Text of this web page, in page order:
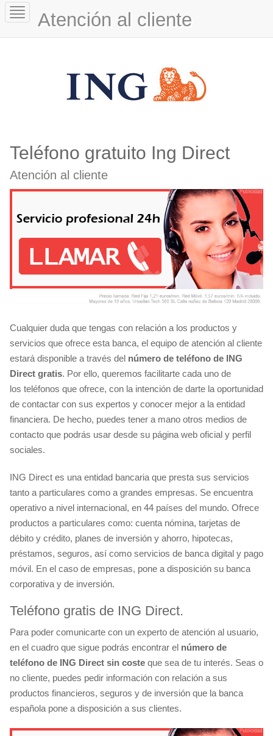
Toggle
navigationAtención al cliente
Teléfono gratuito Ing Direct
Atención al cliente
Cualquier duda que tengas con relación a los productos y
servicios que ofrece esta banca, el equipo de atención al cliente
estará disponible a través del número de teléfono de ING
Direct gratis. Por ello, queremos facilitarte cada uno de
los teléfonos que ofrece, con la intención de darte la oportunidad
de contactar con sus expertos y conocer mejor a la entidad
financiera. De hecho, puedes tener a mano otros medios de
contacto que podrás usar desde su página web oficial y perfil
sociales.
ING Direct es una entidad bancaria que presta sus servicios
tanto a particulares como a grandes empresas. Se encuentra
operativo a nivel internacional, en 44 países del mundo. Ofrece
productos a particulares como: cuenta nómina, tarjetas de
débito y crédito, planes de inversión y ahorro, hipotecas,
préstamos, seguros, así como servicios de banca digital y pago
móvil. En el caso de empresas, pone a disposición su banca
corporativa y de inversión.
Teléfono gratis de ING Direct.
Para poder comunicarte con un experto de atención al usuario,
en el cuadro que sigue podrás encontrar el número de
teléfono de ING Direct sin coste que sea de tu interés. Seas o
no cliente, puedes pedir información con relación a sus
productos financieros, seguros y de inversión que la banca
española pone a disposición a sus clientes.